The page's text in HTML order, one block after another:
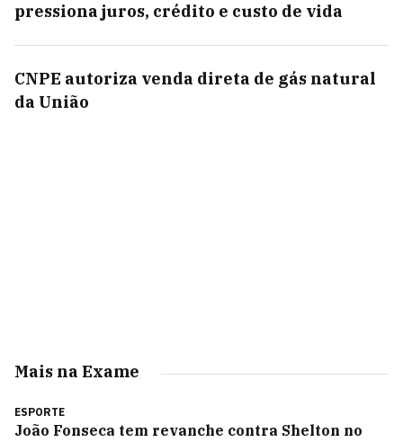
pressiona juros, crédito e custo de vida
CNPE autoriza venda direta de gás natural
da União
Mais na Exame
ESPORTE
João Fonseca tem revanche contra Shelton no